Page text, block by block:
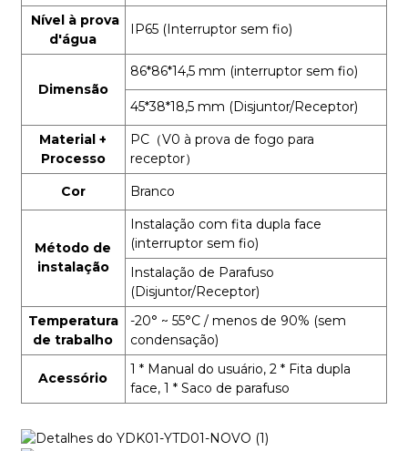
Nível à prova
d'água
IP65 (Interruptor sem fio)
Dimensão
86*86*14,5 mm (interruptor sem fio)
45*38*18,5 mm (Disjuntor/Receptor)
Material +
Processo
PC（V0 à prova de fogo para
receptor）
Cor
Branco
Método de
instalação
Instalação com fita dupla face
(interruptor sem fio)
Instalação de Parafuso
(Disjuntor/Receptor)
Temperatura
de trabalho
-20° ~ 55°C / menos de 90% (sem
condensação)
Acessório
1 * Manual do usuário, 2 * Fita dupla
face, 1 * Saco de parafuso